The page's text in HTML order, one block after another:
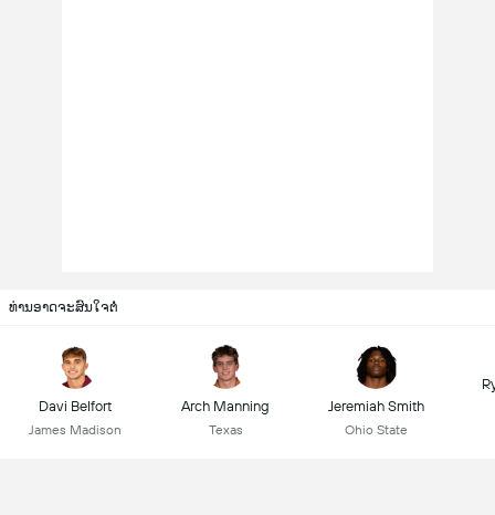
ທ່ານອາດຈະສົນໃຈຕໍ່
Davi Belfort
James Madison
Arch Manning
Texas
Jeremiah Smith
Ohio State